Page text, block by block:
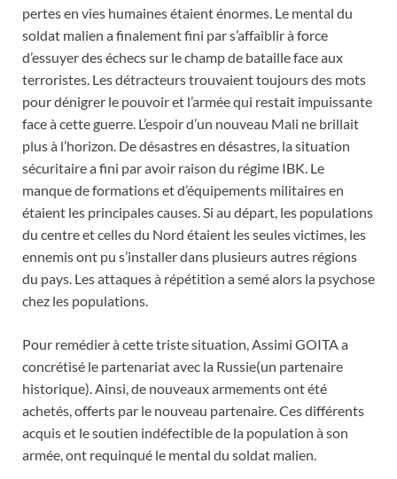
pertes en vies humaines étaient énormes. Le mental du
soldat malien a finalement fini par s’affaiblir à force
d’essuyer des échecs sur le champ de bataille face aux
terroristes. Les détracteurs trouvaient toujours des mots
pour dénigrer le pouvoir et l’armée qui restait impuissante
face à cette guerre. L’espoir d’un nouveau Mali ne brillait
plus à l’horizon. De désastres en désastres, la situation
sécuritaire a fini par avoir raison du régime IBK. Le
manque de formations et d’équipements militaires en
étaient les principales causes. Si au départ, les populations
du centre et celles du Nord étaient les seules victimes, les
ennemis ont pu s’installer dans plusieurs autres régions
du pays. Les attaques à répétition a semé alors la psychose
chez les populations.
Pour remédier à cette triste situation, Assimi GOITA a
concrétisé le partenariat avec la Russie(un partenaire
historique). Ainsi, de nouveaux armements ont été
achetés, offerts par le nouveau partenaire. Ces différents
acquis et le soutien indéfectible de la population à son
armée, ont requinqué le mental du soldat malien.